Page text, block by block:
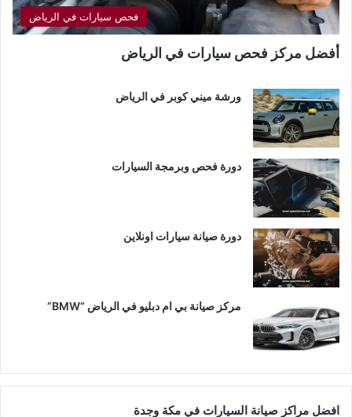
فحص سيارات في الرياض
أفضل مركز فحص سيارات في الرياض
ورشة ميني كوبر في الرياض
دورة فحص وبرمجة السيارات
دورة صيانة سيارات اونلاين
مركز صيانة بي ام دبليو في الرياض “BMW”
افضل مراكز صيانة السيارات في مكة وجدة